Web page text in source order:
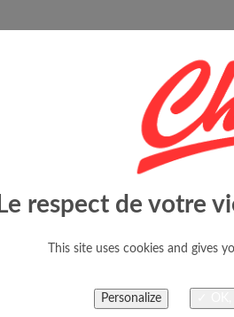
Le respect de votre
This site uses cookies and
Personalize